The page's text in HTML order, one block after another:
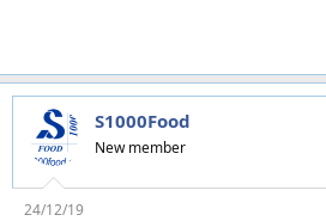
S1000Food
New member
24/12/19